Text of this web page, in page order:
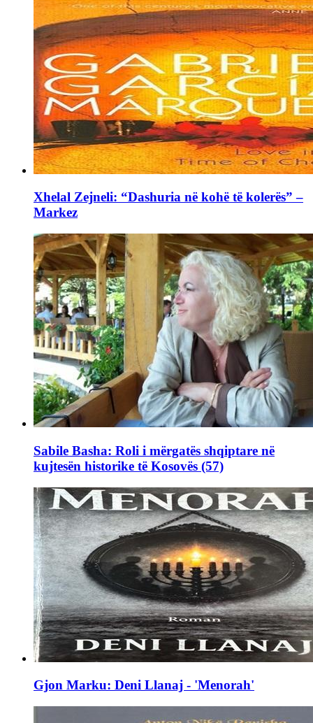
Xhelal Zejneli: “Dashuria në kohë të kolerës” –
Markez
Sabile Basha: Roli i mërgatës shqiptare në
kujtesën historike të Kosovës (57)
Gjon Marku: Deni Llanaj - 'Menorah'